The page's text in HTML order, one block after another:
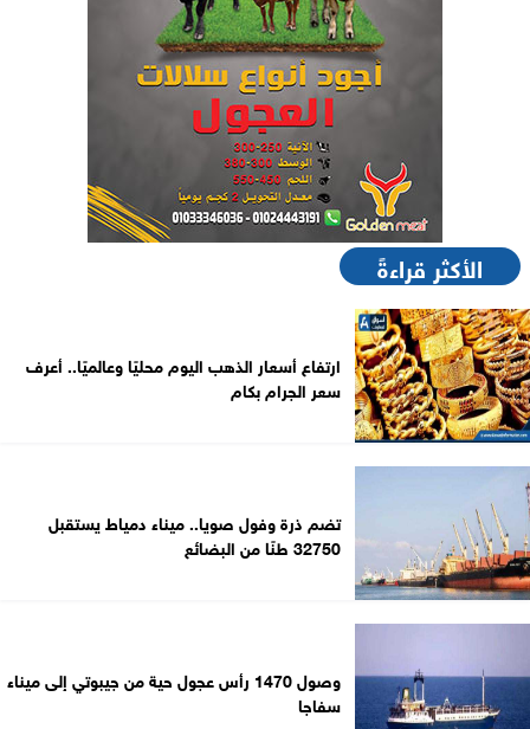
الأكثر قراءةً
ارتفاع أسعار الذهب اليوم محليًا وعالميًا.. أعرف
سعر الجرام بكام
تضم ذرة وفول صويا.. ميناء دمياط يستقبل
32750 طنًا من البضائع
وصول 1470 رأس عجول حية من جيبوتي إلى ميناء
سفاجا